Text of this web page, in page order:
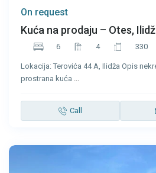
On request
Kuća na prodaju – Otes,
6 4 330
Lokacija: Terovića 44 A, Ilidža Opis
prostrana kuća ...
Call